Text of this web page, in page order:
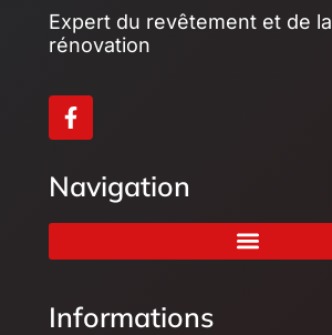
Expert du revêtement et de la
rénovation
Navigation
Informations